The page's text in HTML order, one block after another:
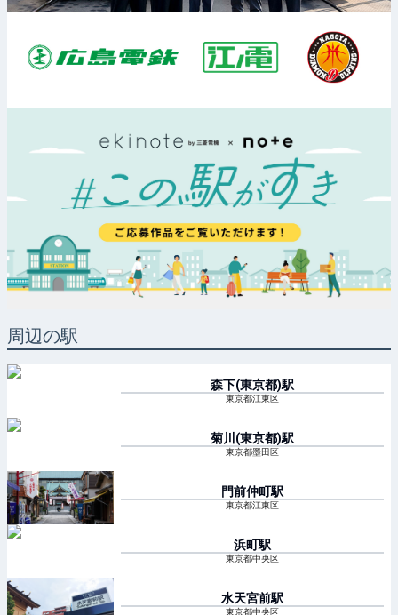
周辺の駅
森下(東京都)駅
東京都江東区
菊川(東京都)駅
東京都墨田区
門前仲町駅
東京都江東区
浜町駅
東京都中央区
水天宮前駅
東京都中央区